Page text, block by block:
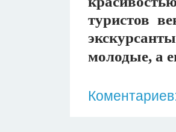
туристов
молодые, а